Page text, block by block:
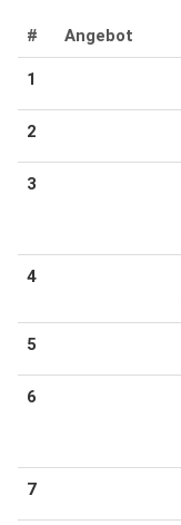
# Angebot
1
2
3
4
5
6
7